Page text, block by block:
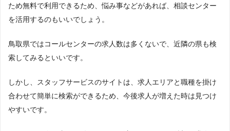
ため無料で利用できるため、悩み事などがあれば、相談センター
を活用するのもいいでしょう。
鳥取県ではコールセンターの求人数は多くないで、近隣の県も検
索してみるといいです。
しかし、スタッフサービスのサイトは、求人エリアと職種を掛け
合わせて簡単に検索ができるため、今後求人が増えた時は見つけ
やすいです。